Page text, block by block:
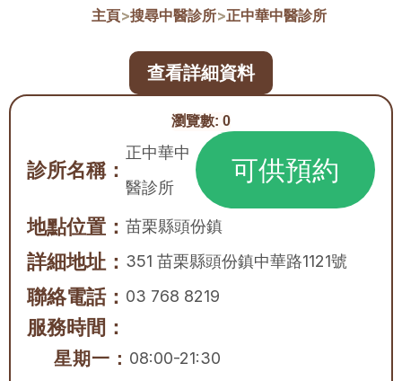
主頁>搜尋中醫診所>正中華中醫診所
瀏覽數: 0
診所名稱：
正中華中
醫診所
可供預約
地點位置： 苗栗縣頭份鎮
詳細地址： 351 苗栗縣頭份鎮中華路1121號
聯絡電話： 03 768 8219
服務時間：
星期一： 08:00-21:30
查看詳細資料